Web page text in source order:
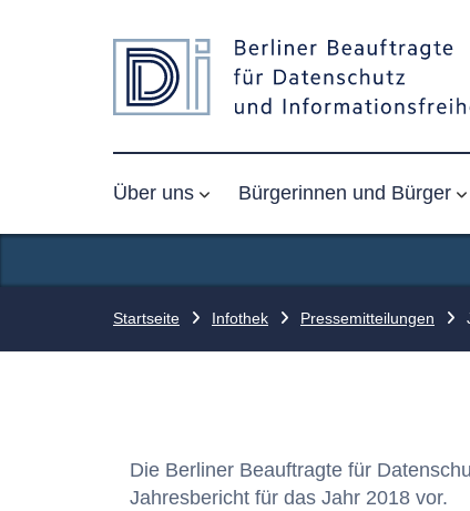
Über uns Bürgerinnen und Bürger
Startseite Infothek Pressemitteilungen
Die Berliner Beauftragte für
Jahresbericht für das Jahr 2018 vor.